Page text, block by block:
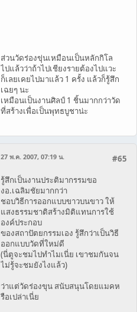
ส่วนวัดร่องขุ่นเหมือนเป็นหลักกิโล
ไปแล้วว่าถ้าไปเชียงรายต้องไปแวะ
ก็เลยเคยไปมาแล้ว 1 ครั้ง แล้วก็รู้สึก
เฉยๆ นะ
เหมือนเป็นงานศิลป์ 1 ชิ้นมากกว่าวัด
ที่สร้างเพื่อเป็นพุทธบูชาน่ะ
#65
27 พ.ค. 2007, 07:19 น.
รู้สึกเป็นงานประติมากรรมขอ
งอ.เฉลิมชัยมากกว่า
ชอบวิธีการออกแบบขาวบนขาว ให้
แสงธรรมชาติสร้างมิติแทนการใช้
องค์ประกอบ
ของสถาปัตยกรรมเอง รู้สึกว่าเป็นวิธี
ออกแบบวัดที่ใหม่ดี
(นี่ตูจะชมไปทำไมเนี่ย เขาชมกันจน
ไม่รู้จะชมยังไงแล้ว)
ว่าแต่วัดร่องขุน สนับสนุนโดยแมคห
รือเปล่าเนี่ย